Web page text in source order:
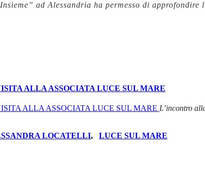
ad Alessandria ha permesso di
ALLA ASSOCIATA LUCE SUL MARE
L’incontro
LOCATELLI, LUCE SUL MARE